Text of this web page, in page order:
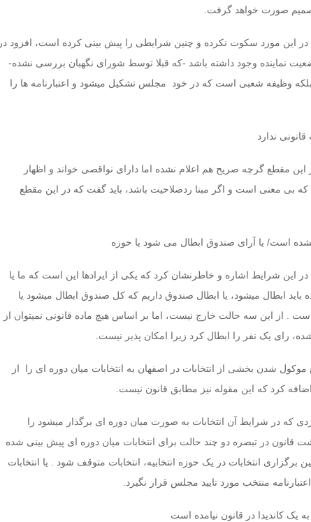
صورت خواهد گرفت.
در این مورد سکوت نکرده و چنین شرایطی را پیش بینی کرده است، افزود در
نماینده وجود داشته باشد -که قبلا توسط شورای نگهبان بررسی نشده-
وظیفه شعبی است که در خود مجلس تشکیل میشود و اعتبارنامه ها را
ندارد
مقطع گرچه صریح هم اعلام نشده اما دارای نواقصی خواند و اظهار
که بی معنی است و اگر مبنا ردصلاحیت باشد، باید گفت که در این مقطع
است/ یا آرای صندوق ابطال می شود یا حوزه
در این شرایط اشاره و خاطرنشان کرد که یکی از ایرادها این است که ما یا
باید ابطال میشود، یا ابطال صندوق داریم که کل صندوق ابطال میشود یا
. از این سه حالت خارج نیست، اما بر اساس هیچ ماده قانونی نمیتوان از
رای یک نفر را ابطال کرد زیرا امکان پذیر نیست.
شدن بخشی از انتخابات در اصفهان به انتخابات میان دوره ای را از
کرد که این مقوله نیز مطابق قانون نیست.
که در شرایط آن انتخابات به صورت میان دوره ای برگذار میشود را
در تبصره دو چند حالت برای انتخابات میان دوره ای پیش بینی شده
انتخابات در یک حوزه انتخابیه، انتخابات متوقف شود . یا انتخابات
منتخب مورد تایید مجلس قرار نگیرد.
کاندیدا در قانون نیامده است